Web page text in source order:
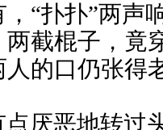
“扑扑”两声
两截棍子，竟
人的口仍张得
厌恶地转过